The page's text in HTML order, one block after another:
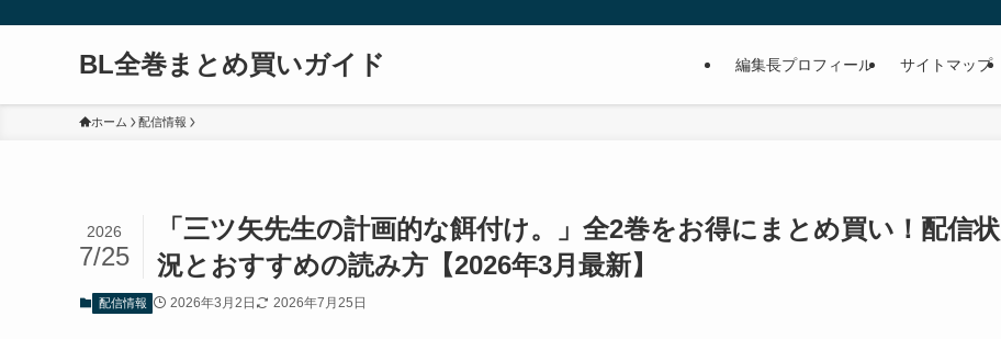
BL全巻まとめ買いガイド 編集長プロフィール サイトマップ
ホーム 配信情報
「三ツ矢先生の計画的な餌付け。」全2巻をお得にまとめ買い！配信状
況とおすすめの読み方【2026年3月最新】
2026
7/25
配信情報 2026年3月2日 2026年7月25日